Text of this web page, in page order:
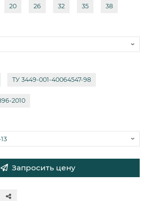
20 26 32 35 38
ТУ 3449-001-40064547-98
2010
Запросить цену